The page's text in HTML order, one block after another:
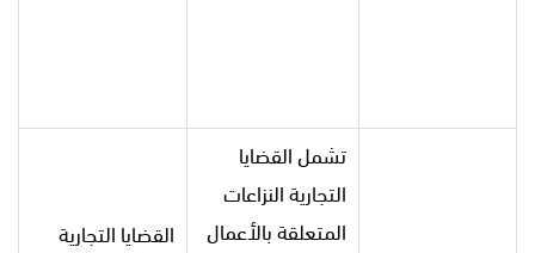
تشمل القضايا
التجارية النزاعات
المتعلقة بالأعمال
القضايا التجارية